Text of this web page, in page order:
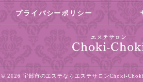
プライバシーポリシー
© 2026 宇部市のエステならエステサロンChoki-